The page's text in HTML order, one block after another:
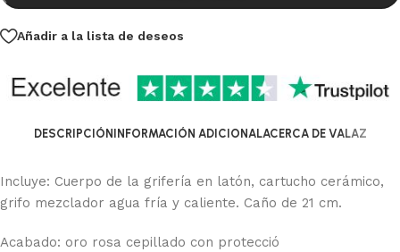
Añadir a la lista de deseos
DESCRIPCIÓN INFORMACIÓN ADICIONALACERCA DE VALAZ
Incluye: Cuerpo de la grifería en latón, cartucho cerámico,
grifo mezclador agua fría y caliente. Caño de 21 cm.
Acabado: oro rosa cepillado con protecció